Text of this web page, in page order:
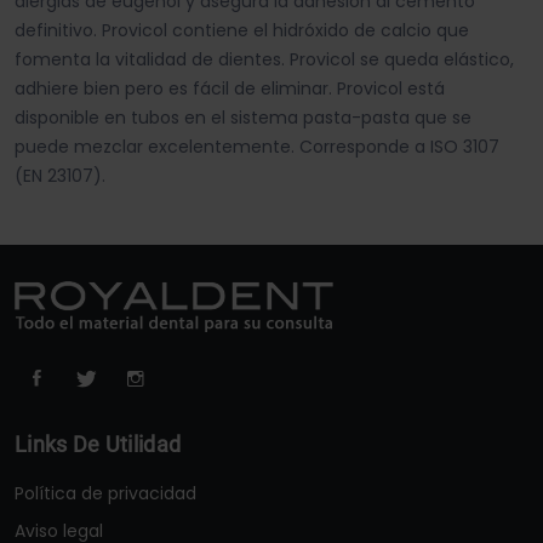
definitivo. Provicol contiene el hidróxido de calcio que
fomenta la vitalidad de dientes. Provicol se queda elástico,
adhiere bien pero es fácil de eliminar. Provicol está
disponible en tubos en el sistema pasta-pasta que se
puede mezclar excelentemente. Corresponde a ISO 3107
(EN 23107).
Links De Utilidad
Política de privacidad
Aviso legal